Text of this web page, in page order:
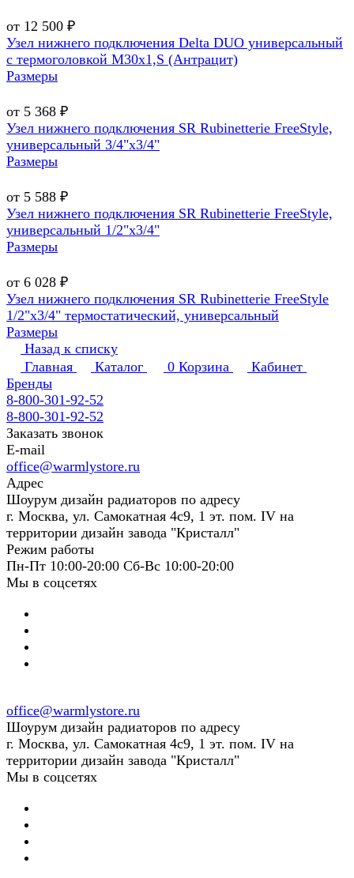
от 12 500 ₽
Узел нижнего подключения Delta DUO универсальный
с термоголовкой М30х1,Ѕ (Антрацит)
Размеры
от 5 368 ₽
Узел нижнего подключения SR Rubinetterie FreeStyle,
универсальный 3/4"х3/4"
Размеры
от 5 588 ₽
Узел нижнего подключения SR Rubinetterie FreeStyle,
универсальный 1/2"х3/4"
Размеры
от 6 028 ₽
Узел нижнего подключения SR Rubinetterie FreeStyle
1/2"х3/4" термостатический, универсальный
Размеры
Назад к списку
Главная
Каталог 0 Корзина
Кабинет
Бренды
8-800-301-92-52
8-800-301-92-52
Заказать звонок
E-mail
office@warmlystore.ru
Адрес
Шоурум дизайн радиаторов по адресу
г. Москва, ул. Самокатная 4с9, 1 эт. пом. IV на
территории дизайн завода "Кристалл"
Режим работы
Пн-Пт 10:00-20:00 Сб-Вс 10:00-20:00
Мы в соцсетях
office@warmlystore.ru
Шоурум дизайн радиаторов по адресу
г. Москва, ул. Самокатная 4с9, 1 эт. пом. IV на
территории дизайн завода "Кристалл"
Мы в соцсетях